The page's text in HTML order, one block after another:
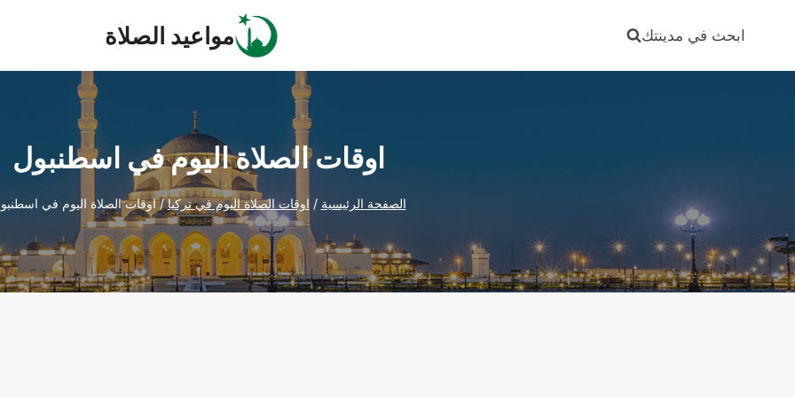
ابحث في مدينتك مواعيد الصلاة
اوقات الصلاة اليوم في اسطنبول
الصفحة الرئيسية / اوقات الصلاة اليوم في تركيا/اوقات الصلاة اليوم في